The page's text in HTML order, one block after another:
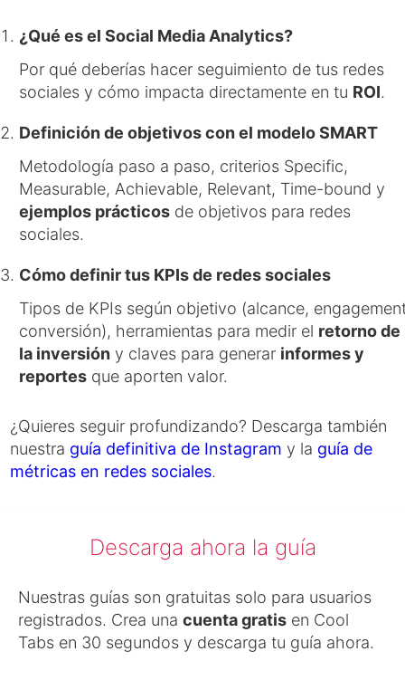
¿Qué es el Social Media Analytics?
Por qué deberías hacer seguimiento de tus redes
sociales y cómo impacta directamente en tu ROI.
Definición de objetivos con el modelo SMART
Metodología paso a paso, criterios Specific,
Measurable, Achievable, Relevant, Time-bound y
ejemplos prácticos de objetivos para redes
sociales.
Cómo definir tus KPIs de redes sociales
Tipos de KPIs según objetivo (alcance,
conversión), herramientas para medir el retorno de
la inversión y claves para generar informes y
reportes que aporten valor.
¿Quieres seguir profundizando? Descarga también
nuestra guía definitiva de Instagram y la guía de
métricas en redes sociales.
Descarga ahora la guía
Nuestras guías son gratuitas solo para usuarios
registrados. Crea una cuenta gratis en Cool
Tabs en 30 segundos y descarga tu guía ahora.